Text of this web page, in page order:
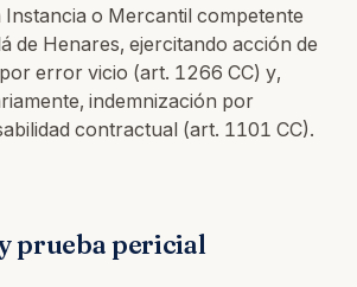
Instancia o Mercantil competente
de Henares, ejercitando acción de
error vicio (art. 1266 CC) y,
indemnización por
contractual (art. 1101 CC).
prueba pericial